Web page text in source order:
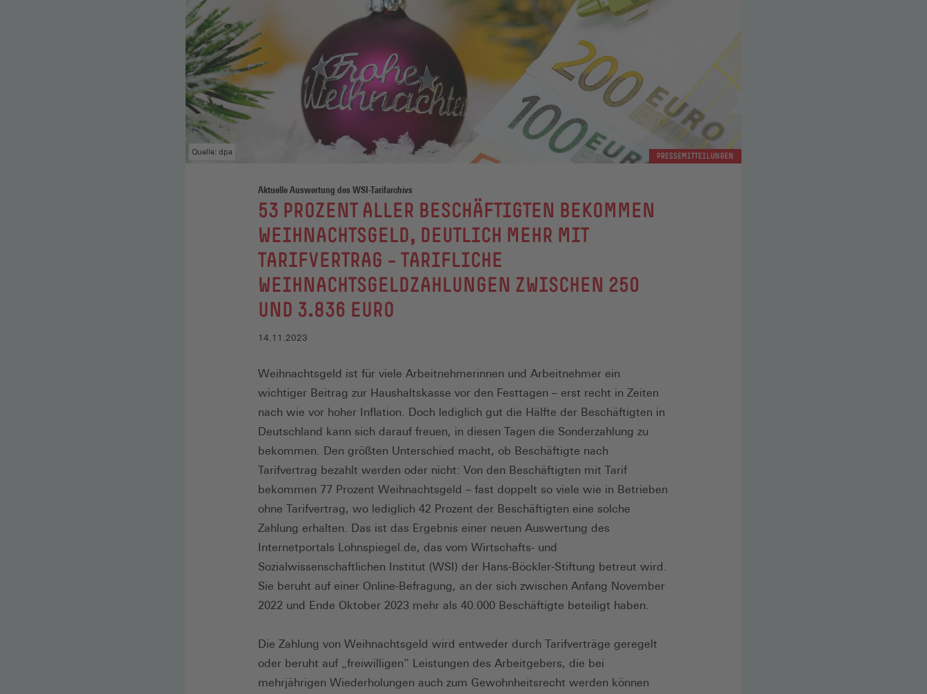
Quelle: dpa PRESSEMITTEILUNGEN
Aktuelle Auswertung des WSI-Tarifarchivs
:
53 PROZENT ALLER BESCHÄFTIGTEN BEKOMMEN
WEIHNACHTSGELD, DEUTLICH MEHR MIT
TARIFVERTRAG – TARIFLICHE
WEIHNACHTSGELDZAHLUNGEN ZWISCHEN 250
UND 3.836 EURO
14.11.2023
Weihnachtsgeld ist für viele Arbeitnehmerinnen und Arbeitnehmer ein
wichtiger Beitrag zur Haushaltskasse vor den Festtagen – erst recht in Zeiten
nach wie vor hoher Inflation. Doch lediglich gut die Hälfte der Beschäftigten in
Deutschland kann sich darauf freuen, in diesen Tagen die Sonderzahlung zu
bekommen. Den größten Unterschied macht, ob Beschäftigte nach
Tarifvertrag bezahlt werden oder nicht: Von den Beschäftigten mit Tarif
bekommen 77 Prozent Weihnachtsgeld – fast doppelt so viele wie in Betrieben
ohne Tarifvertrag, wo lediglich 42 Prozent der Beschäftigten eine solche
Zahlung erhalten. Das ist das Ergebnis einer neuen Auswertung des
Internetportals Lohnspiegel.de, das vom Wirtschafts- und
Sozialwissenschaftlichen Institut (WSI) der Hans-Böckler-Stiftung betreut wird.
Sie beruht auf einer Online-Befragung, an der sich zwischen Anfang November
2022 und Ende Oktober 2023 mehr als 40.000 Beschäftigte beteiligt haben.
Die Zahlung von Weihnachtsgeld wird entweder durch Tarifverträge geregelt
oder beruht auf „freiwilligen“ Leistungen des Arbeitgebers, die bei
mehrjährigen Wiederholungen auch zum Gewohnheitsrecht werden können